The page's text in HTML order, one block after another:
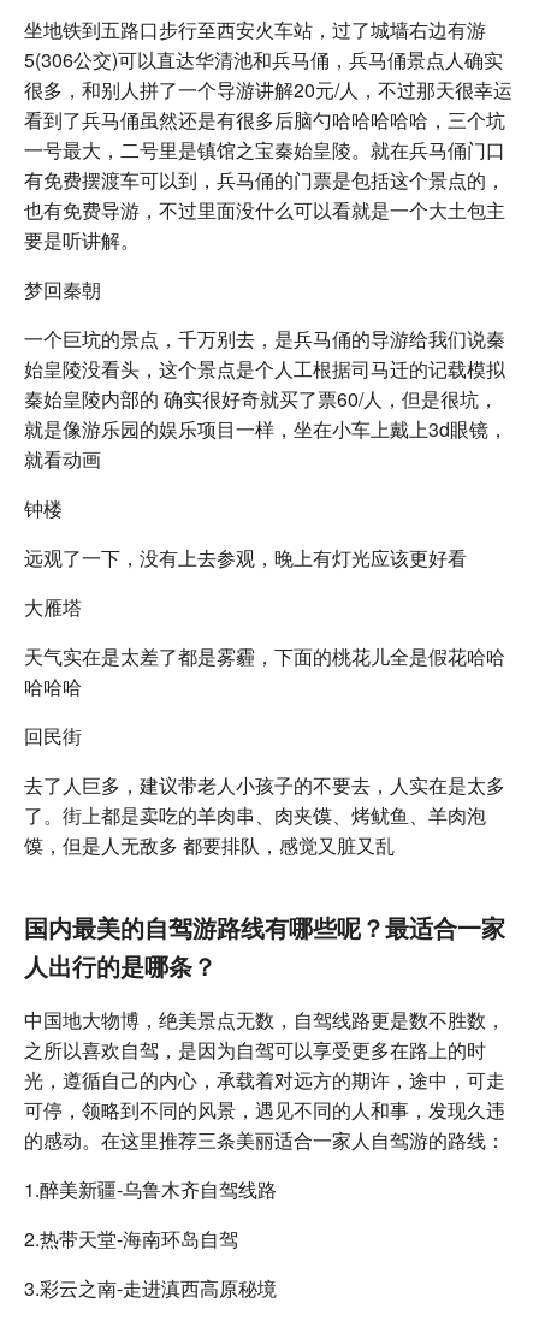
坐地铁到五路口步行至西安火车站，过了城墙右边有游
5(306公交)可以直达华清池和兵马俑，兵马俑景点人确实
很多，和别人拼了一个导游讲解20元/人，不过那天很幸运
看到了兵马俑虽然还是有很多后脑勺哈哈哈哈哈，三个坑
一号最大，二号里是镇馆之宝秦始皇陵。就在兵马俑门口
有免费摆渡车可以到，兵马俑的门票是包括这个景点的，
也有免费导游，不过里面没什么可以看就是一个大土包主
要是听讲解。
梦回秦朝
一个巨坑的景点，千万别去，是兵马俑的导游给我们说秦
始皇陵没看头，这个景点是个人工根据司马迁的记载模拟
秦始皇陵内部的 确实很好奇就买了票60/人，但是很坑，
就是像游乐园的娱乐项目一样，坐在小车上戴上3d眼镜，
就看动画
钟楼
远观了一下，没有上去参观，晚上有灯光应该更好看
大雁塔
天气实在是太差了都是雾霾，下面的桃花儿全是假花哈哈
哈哈哈
回民街
去了人巨多，建议带老人小孩子的不要去，人实在是太多
了。街上都是卖吃的羊肉串、肉夹馍、烤鱿鱼、羊肉泡
馍，但是人无敌多 都要排队，感觉又脏又乱
国内最美的自驾游路线有哪些呢？最适合一家
人出行的是哪条？
中国地大物博，绝美景点无数，自驾线路更是数不胜数，
之所以喜欢自驾，是因为自驾可以享受更多在路上的时
光，遵循自己的内心，承载着对远方的期许，途中，可走
可停，领略到不同的风景，遇见不同的人和事，发现久违
的感动。在这里推荐三条美丽适合一家人自驾游的路线：
1.醉美新疆-乌鲁木齐自驾线路
2.热带天堂-海南环岛自驾
3.彩云之南-走进滇西高原秘境